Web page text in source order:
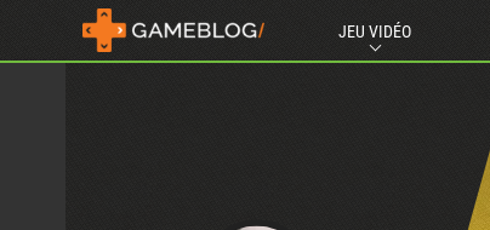
JEU VIDÉO